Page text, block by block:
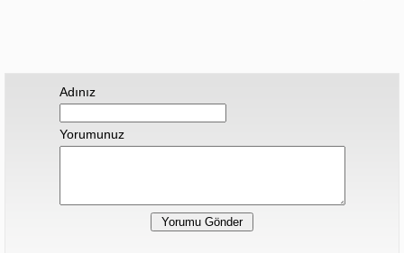
Adınız
Yorumunuz